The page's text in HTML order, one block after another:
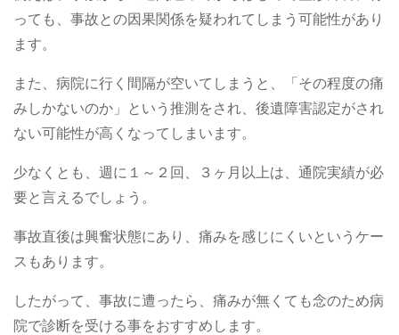
っても、事故との因果関係を疑われてしまう可能性があり
ます。
また、病院に行く間隔が空いてしまうと、「その程度の痛
みしかないのか」という推測をされ、後遺障害認定がされ
ない可能性が高くなってしまいます。
少なくとも、週に１～２回、３ヶ月以上は、通院実績が必
要と言えるでしょう。
事故直後は興奮状態にあり、痛みを感じにくいというケー
スもあります。
したがって、事故に遭ったら、痛みが無くても念のため病
院で診断を受ける事をおすすめします。